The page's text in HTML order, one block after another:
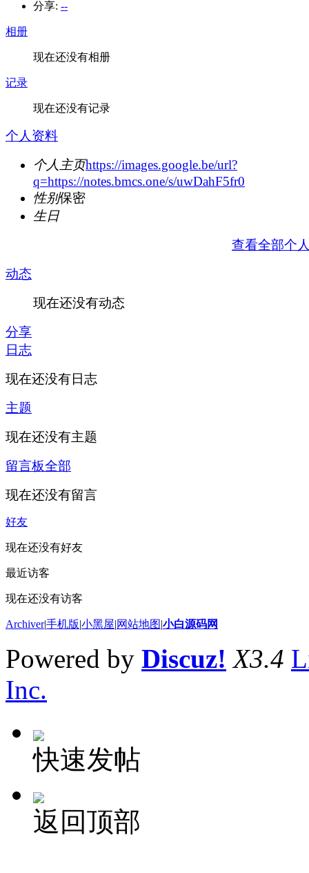
分享: --
相册
现在还没有相册
记录
现在还没有记录
个人资料
个人主页https://images.google.be/url?
q=https://notes.bmcs.one/s/uwDahF5fr0
性别保密
生日
查看全部个
动态
现在还没有动态
分享
日志
现在还没有日志
主题
现在还没有主题
留言板全部
现在还没有留言
好友
现在还没有好友
最近访客
现在还没有访客
Archiver|手机版|小黑屋|网站地图|小白源码网
Powered by Discuz! X3.4
Inc.
快速发帖
返回顶部